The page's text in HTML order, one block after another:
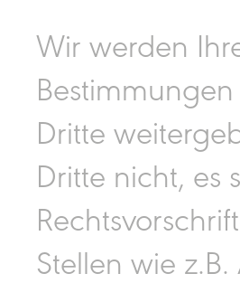
Wir werden
Dritte
Dritte nicht,
Stellen wie